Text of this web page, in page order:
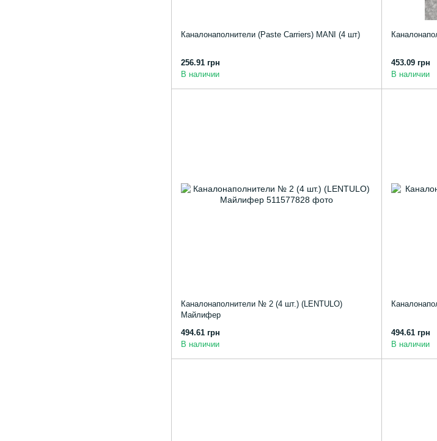
Каналонаполнители (Paste Carriers) MANI (4 шт)
256.91 грн
В наличии
453.09 грн
В наличии
Каналонаполнители № 2 (4 шт.) (LENTULO)
Майлифер
494.61 грн
В наличии
494.61 грн
В наличии